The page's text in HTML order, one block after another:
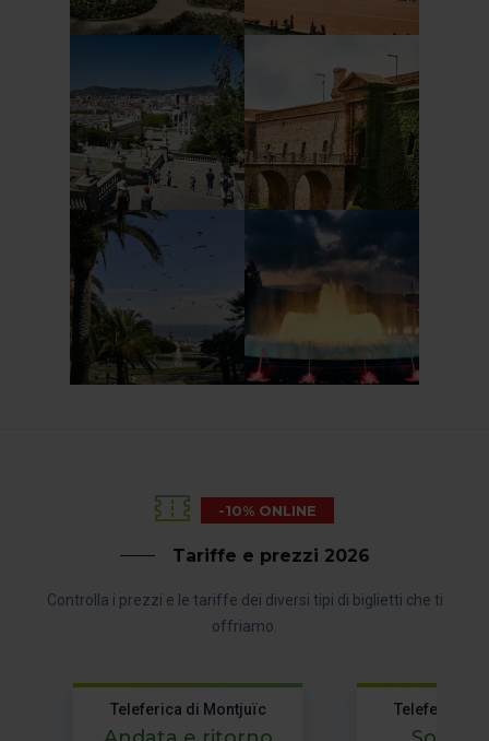
-10% ONLINE
Tariffe e prezzi 2026
Controlla i prezzi e le tariffe dei diversi tipi di biglietti che ti
offriamo.
Teleferica di Montjuïc Teleferica di